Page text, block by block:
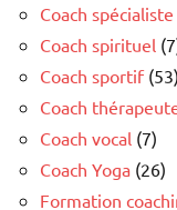
Coach
Coach spirituel
Coach sportif(53)
Coach
Coach vocal (7)
Coach Yoga (26)
Formation